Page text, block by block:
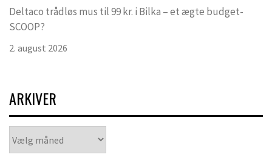
Deltaco trådløs mus til 99 kr. i Bilka – et ægte budget-
SCOOP?
2. august 2026
ARKIVER